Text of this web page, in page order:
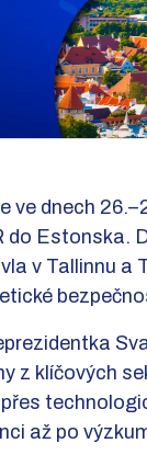
ve dnech
do Estonska.
v Tallinnu
z klíčových
až po